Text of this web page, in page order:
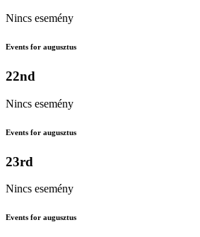
Nincs esemény
Events for augusztus
22nd
Nincs esemény
Events for augusztus
23rd
Nincs esemény
Events for augusztus